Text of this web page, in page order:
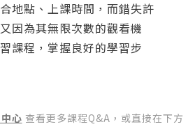
，請依照信件中的指示重新登
入。
重設密碼
您的帳號重複登入，
將前一位使用者強制登出。
取消
地點、上課時間，而錯失許
因為其無限次數的觀看機
課程，掌握良好的學習步
心 查看更多課程Q&A，或直接在下方